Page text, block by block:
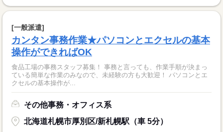
[一般派遣]
カンタン事務作業★パソコンとエクセルの基本
操作ができればOK
食品工場の事務スタッフ募集！ 事務と言っても、作業手順が決まっ
ている簡単な作業のみなので、未経験の方も大歓迎！ パソコンとエ
クセルの基本操作が...
その他事務・オフィス系
北海道札幌市厚別区/新札幌駅（車 5分）